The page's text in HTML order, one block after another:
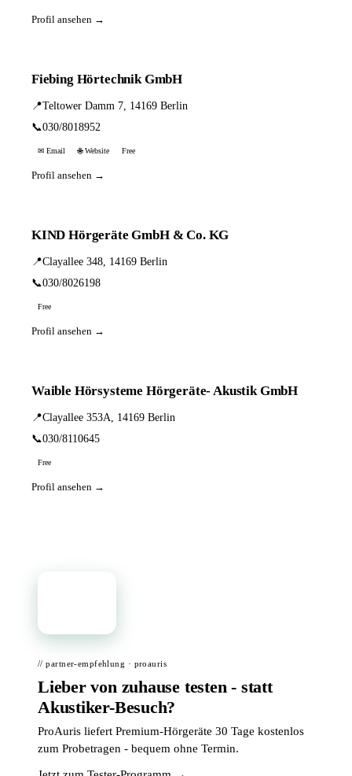
Profil ansehen →
Fiebing Hörtechnik GmbH
📍Teltower Damm 7, 14169 Berlin
📞030/8018952
✉ Email 🌐 Website Free
Profil ansehen →
KIND Hörgeräte GmbH & Co. KG
📍Clayallee 348, 14169 Berlin
📞030/8026198
Free
Profil ansehen →
Waible Hörsysteme Hörgeräte- Akustik GmbH
📍Clayallee 353A, 14169 Berlin
📞030/8110645
Free
Profil ansehen →
// partner-empfehlung · proauris
Lieber von zuhause testen - statt
Akustiker-Besuch?
ProAuris liefert Premium-Hörgeräte 30 Tage kostenlos
zum Probetragen - bequem ohne Termin.